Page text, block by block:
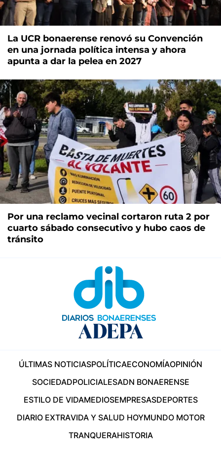
La UCR bonaerense renovó su Convención
en una jornada política intensa y ahora
apunta a dar la pelea en 2027
Por una reclamo vecinal cortaron ruta 2 por
cuarto sábado consecutivo y hubo caos de
tránsito
ÚLTIMAS NOTICIASPOLÍTICAECONOMÍAOPINIÓN
SOCIEDADPOLICIALESADN BONAERENSE
ESTILO DE VIDAMEDIOSEMPRESASDEPORTES
DIARIO EXTRAVIDA Y SALUD HOYMUNDO MOTOR
TRANQUERAHISTORIA